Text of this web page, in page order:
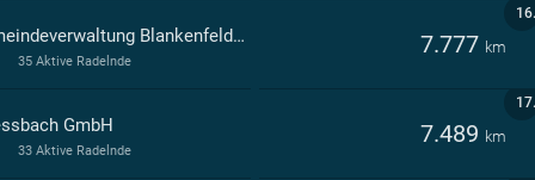
16.
Gemeindeverwaltung Blankenfelde-Mahlow 7.777 km
35 Aktive Radelnde
17.
GmbH 7.489 km
33 Aktive Radelnde